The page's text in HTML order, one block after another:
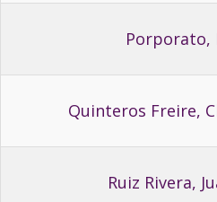
Porporato,
Quinteros Freire,
Ruiz Rivera,